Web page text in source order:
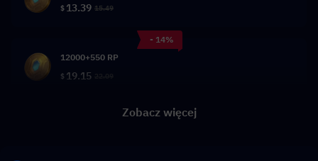
$ 13.39 15.49
- 14%
12000+550 RP
$ 19.15
Zobacz więcej